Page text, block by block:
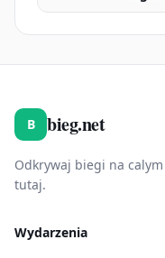
B bieg.net
Odkrywaj biegi na
tutaj.
Wydarzenia